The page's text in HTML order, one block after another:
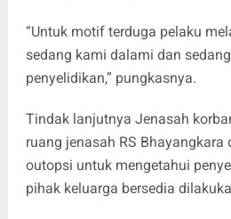
“Untuk motif terduga pelaku
sedang kami dalami dan
penyelidikan,” pungkasnya.
Tindak lanjutnya Jenasah
ruang jenasah RS Bhayangkara
outopsi untuk mengetahui
pihak keluarga bersedia